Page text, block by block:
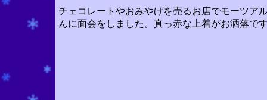
チェコレートやおみやげを売るお店でモーツア
んに面会をしました。真っ赤な上着がお洒落で